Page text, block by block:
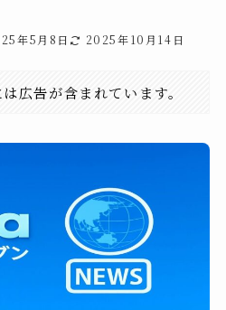
年5月8日 2025年10月14日
広告が含まれています。